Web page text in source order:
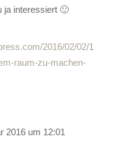
ja interessiert 🙂
2016/02/02/1
raum-zu-machen-
2016 um 12:01